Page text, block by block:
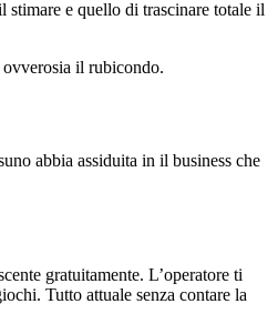
e quello di trascinare totale il
il rubicondo.
abbia assiduita in il business che
gratuitamente. L’operatore ti
Tutto attuale senza contare la